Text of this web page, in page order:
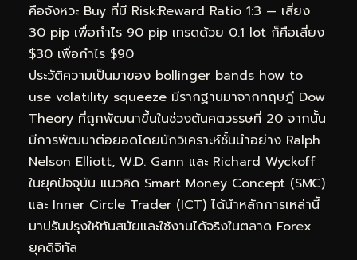
คือจังหวะ Buy ที่มี Risk:Reward Ratio 1:3 — เสี่ยง
30 pip เพื่อกำไร 90 pip เทรดด้วย 0.1 lot ก็คือเสี่ยง
$30 เพื่อกำไร $90
ประวัติความเป็นมาของ bollinger bands how to
use volatility squeeze มีรากฐานมาจากทฤษฎี Dow
Theory ที่ถูกพัฒนาขึ้นในช่วงต้นศตวรรษที่ 20 จากนั้น
มีการพัฒนาต่อยอดโดยนักวิเคราะห์ชั้นนำอย่าง Ralph
Nelson Elliott, W.D. Gann และ Richard Wyckoff
ในยุคปัจจุบัน แนวคิด Smart Money Concept (SMC)
และ Inner Circle Trader (ICT) ได้นำหลักการเหล่านี้
มาปรับปรุงให้ทันสมัยและใช้งานได้จริงในตลาด Forex
ยุคดิจิทัล